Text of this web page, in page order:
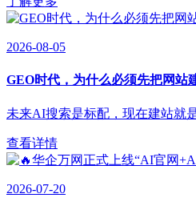
2026-08-05
GEO时代，为什么必须先把网站
未来AI搜索是标配，现在建站就
查看详情
2026-07-20